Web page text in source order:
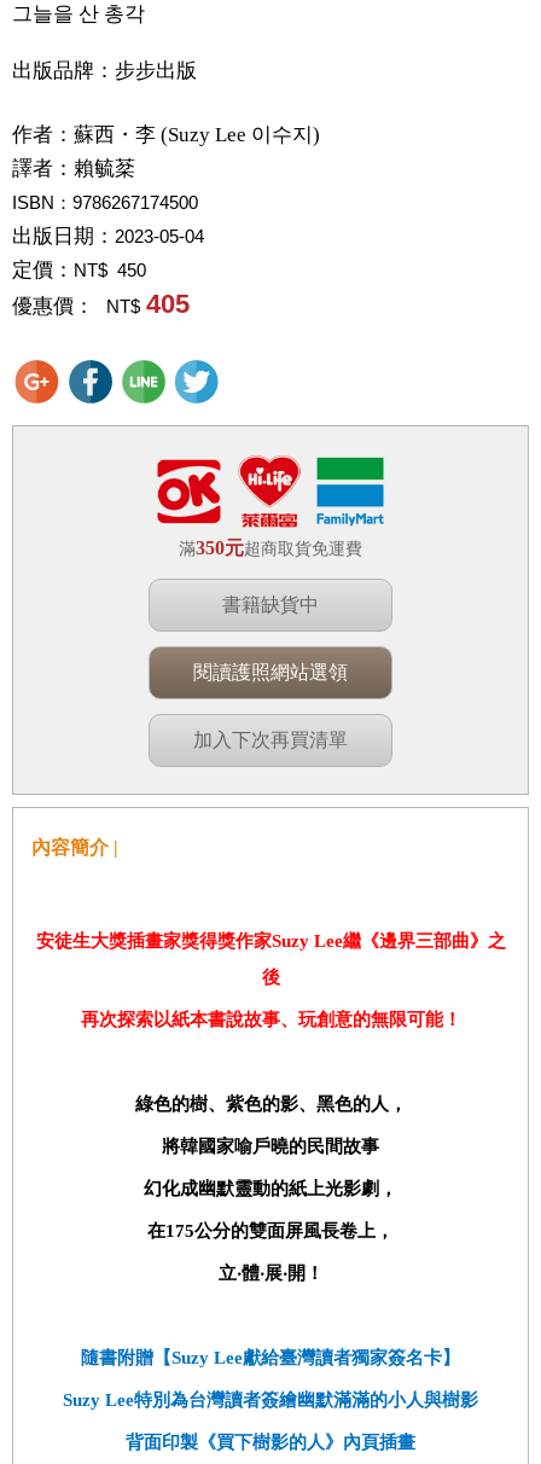
그늘을 산 총각
出版品牌：步步出版
作者： 蘇西・李 (Suzy Lee 이수지)
譯者： 賴毓棻
ISBN：9786267174500
出版日期： 2023-05-04
定價： NT$ 450
優惠價： NT$ 405
滿350元超商取貨免運費
書籍缺貨中
閱讀護照網站選領
加入下次再買清單
內容簡介 |
安徒生大獎插畫家獎得獎作家Suzy Lee繼《邊界三部曲》之
後
再次探索以紙本書說故事、玩創意的無限可能！
綠色的樹、紫色的影、黑色的人，
將韓國家喻戶曉的民間故事
幻化成幽默靈動的紙上光影劇，
在175公分的雙面屏風長卷上，
立‧體‧展‧開！
隨書附贈【Suzy Lee獻給臺灣讀者獨家簽名卡】
Suzy Lee特別為台灣讀者簽繪幽默滿滿的小人與樹影
背面印製《買下樹影的人》內頁插畫